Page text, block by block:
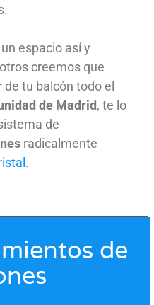
espacio así y
creemos que
tu balcón todo el
de Madrid, te lo
de
radicalmente
.
de